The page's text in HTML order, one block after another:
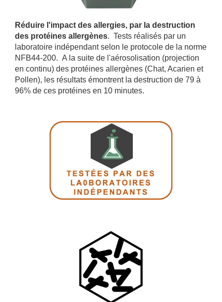
Réduire l'impact des allergies, par la destruction
des protéines allergènes. Tests réalisés par un
laboratoire indépendant selon le protocole de la norme
NFB44-200. A la suite de l'aérosolisation (projection
en continu) des protéines allergènes (Chat, Acarien et
Pollen), les résultats émontrent la destruction de 79 à
96% de ces protéines en 10 minutes.